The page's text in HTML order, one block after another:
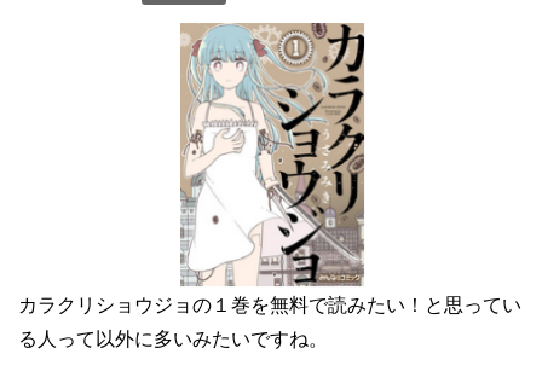
カラクリショウジョの１巻を無料で読みたい！と思ってい
る人って以外に多いみたいですね。